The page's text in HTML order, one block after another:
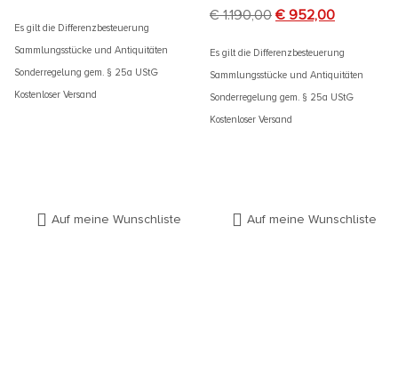
Es gilt die Differenzbesteuerung
Sammlungsstücke und Antiquitäten
Sonderregelung gem. § 25a UStG
Kostenloser Versand
€1.190,00 € 952,00
Es gilt die Differenzbesteuerung
Sammlungsstücke und Antiquitäten
Sonderregelung gem. § 25a UStG
Kostenloser Versand
Auf meine Wunschliste Auf meine Wunschliste